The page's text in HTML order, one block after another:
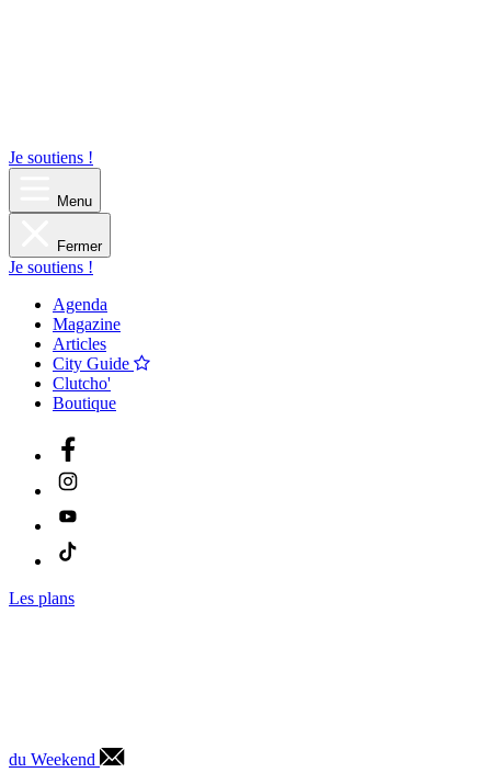
Je soutiens !
Menu
Fermer
Je soutiens !
Agenda
Magazine
Articles
City Guide
Clutcho'
Boutique
Les plans
du Weekend